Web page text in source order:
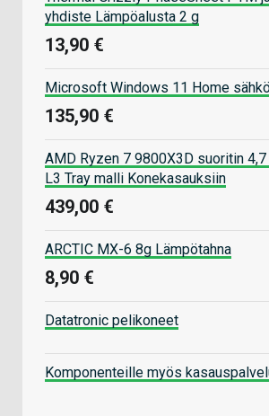
yhdiste Lämpöalusta 2 g
13,90 €
Microsoft Windows 11 Home
135,90 €
AMD Ryzen 7 9800X3D suoritin
L3 Tray malli Konekasauksiin
439,00 €
ARCTIC MX-6 8g Lämpötahna
8,90 €
Datatronic pelikoneet
Komponenteille myös